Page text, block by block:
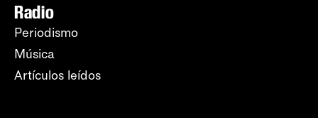
Radio
Periodismo
Música
Artículos leídos